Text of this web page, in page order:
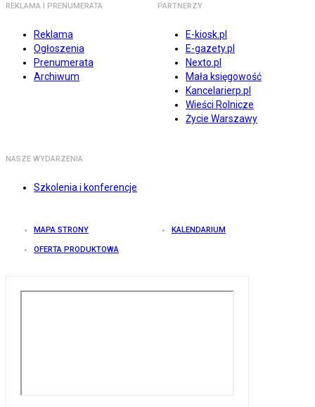
REKLAMA I PRENUMERATA
Reklama
Ogłoszenia
Prenumerata
Archiwum
PARTNERZY
E-kiosk.pl
E-gazety.pl
Nexto.pl
Mała księgowość
Kancelarierp.pl
Wieści Rolnicze
Życie Warszawy
NASZE WYDARZENIA
Szkolenia i konferencje
MAPA STRONY KALENDARIUM
OFERTA PRODUKTOWA